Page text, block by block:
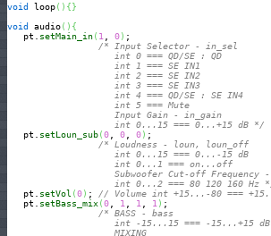
void loop( ) {}
void audio( ) {
   pt.
setMain_in( 1 0) ;
/* Input Selector - in_sel
                    int 0 === QD/SE : QD
                    int 1 === SE IN1
                    int 2 === SE IN2
                    int 3 === SE IN3
                    int 4 === QD/SE : SE IN4
                    int 5 === Mute
                    Input Gain - in_gain
                    int 0...15 === 0...+15 dB */
   pt.
setLoun_sub(0 0 0) ;
/* Loudness - loun, loun_off
                    int 0...15 === 0...-15 dB
                    int 0...1 === on...off
Subwoofer Cut-off Frequency
int 0...2 === 80 120 160 Hz
   pt.
setVol (0) ; // Volume int +15...-80 ===
   pt.
setBass_mix(0 1 1 1 ) ;
/* BASS - bass
                    int -15...15 === -15...+15 dB
                    MIXING